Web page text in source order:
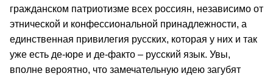
гражданском патриотизме всех россиян, независимо от
этнической и конфессиональной принадлежности, а
единственная привилегия русских, которая у них и так
уже есть де-юре и де-факто – русский язык. Увы,
вполне вероятно, что замечательную идею загубят